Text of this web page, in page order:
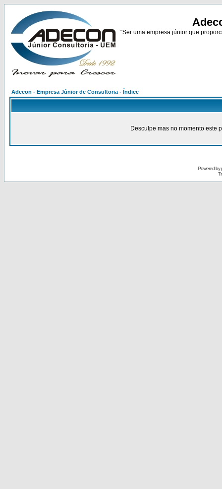
"Ser uma empresa júnior que
Adecon - Empresa Júnior de Consultoria - Índice
Desculpe mas no momento este
Powered by